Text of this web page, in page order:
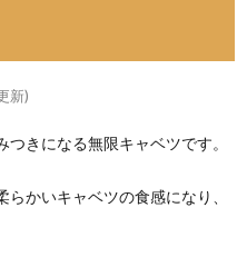
新)
きになる無限キャベツです。
かいキャベツの食感になり、